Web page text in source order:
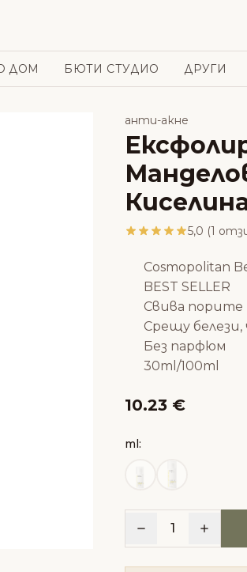
ДОМ БЮТИ СТУДИО ДРУГИ
анти-акне
5,0 (1
Cosmopolitan
BEST SELLER
Свива порите
Срещу
Без парфюм
30ml/100ml
10.23 €
ml:
1